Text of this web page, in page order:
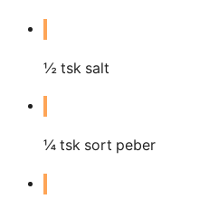
½ tsk salt
¼ tsk sort peber